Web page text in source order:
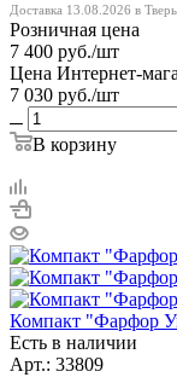
Доставка 13.08.2026 в Тверь
Розничная цена
7 400 руб./шт
Цена Интернет-
7 030 руб./шт
В корзину
Компакт "Фарфор
Есть в наличии
Арт.: 33809